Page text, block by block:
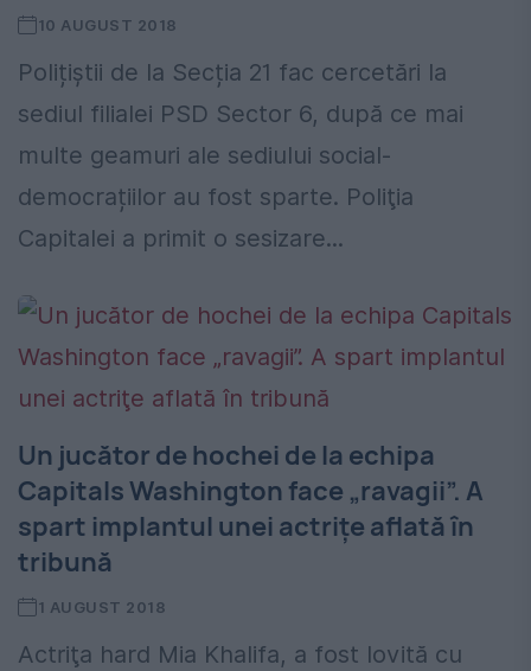
10 AUGUST 2018
Polițiștii de la Secția 21 fac cercetări la
sediul filialei PSD Sector 6, după ce mai
multe geamuri ale sediului social-
democrațiilor au fost sparte. Poliţia
Capitalei a primit o sesizare...
Un jucător de hochei de la echipa
Capitals Washington face „ravagii”. A
spart implantul unei actriţe aflată în
tribună
1 AUGUST 2018
Actriţa hard Mia Khalifa, a fost lovită cu